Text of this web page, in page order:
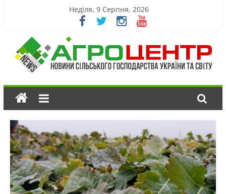
Неділя, 9 Серпня, 2026